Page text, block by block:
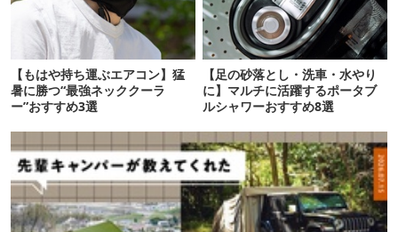
【もはや持ち運ぶエアコン】猛
暑に勝つ“最強ネッククーラ
ー”おすすめ3選
【足の砂落とし・洗車・水やり
に】マルチに活躍するポータブ
ルシャワーおすすめ8選